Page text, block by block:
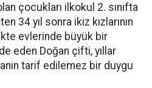
çocukları ilkokul 2. sınıfta
34 yıl sonra ikiz kızlarının
evlerinde büyük bir
eden Doğan çifti, yıllar
tarif edilemez bir duygu